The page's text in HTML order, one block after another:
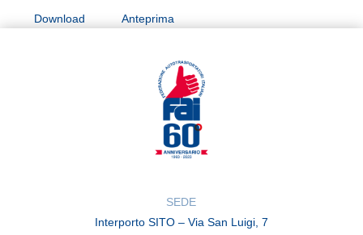
Download Anteprima
SEDE
Interporto SITO – Via San Luigi, 7